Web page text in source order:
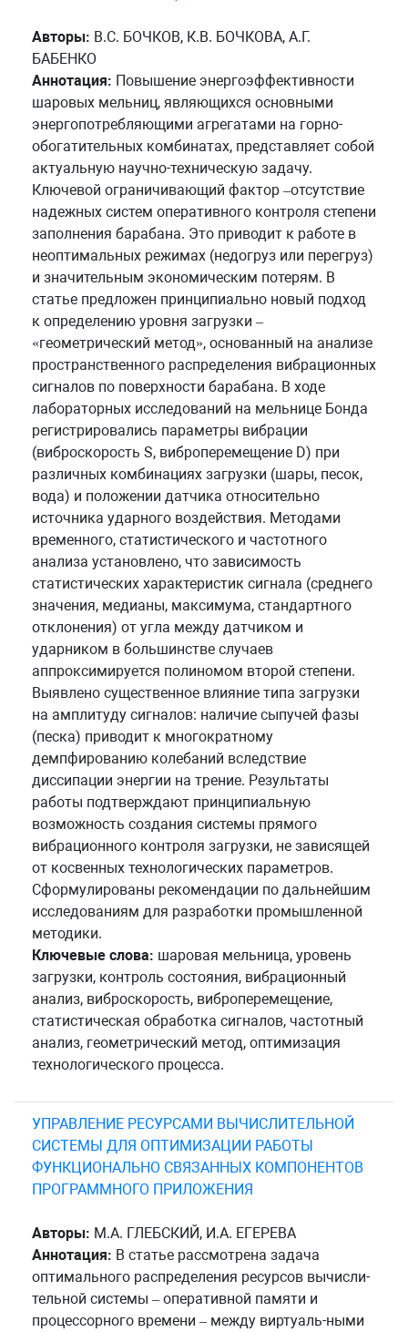
Авторы: В.С. БОЧКОВ, К.В. БОЧКОВА, А.Г.
БАБЕНКО
Аннотация: Повышение энергоэффективности
шаровых мельниц, являющихся основными
энергопотребляющими агрегатами на горно-
обогатительных комбинатах, представляет собой
актуальную научно-техническую задачу.
Ключевой ограничивающий фактор –отсутствие
надежных систем оперативного контроля степени
заполнения барабана. Это приводит к работе в
неоптимальных режимах (недогруз или перегруз)
и значительным экономическим потерям. В
статье предложен принципиально новый подход
к определению уровня загрузки –
«геометрический метод», основанный на анализе
пространственного распределения вибрационных
сигналов по поверхности барабана. В ходе
лабораторных исследований на мельнице Бонда
регистрировались параметры вибрации
(виброскорость S, виброперемещение D) при
различных комбинациях загрузки (шары, песок,
вода) и положении датчика относительно
источника ударного воздействия. Методами
временного, статистического и частотного
анализа установлено, что зависимость
статистических характеристик сигнала (среднего
значения, медианы, максимума, стандартного
отклонения) от угла между датчиком и
ударником в большинстве случаев
аппроксимируется полиномом второй степени.
Выявлено существенное влияние типа загрузки
на амплитуду сигналов: наличие сыпучей фазы
(песка) приводит к многократному
демпфированию колебаний вследствие
диссипации энергии на трение. Результаты
работы подтверждают принципиальную
возможность создания системы прямого
вибрационного контроля загрузки, не зависящей
от косвенных технологических параметров.
Сформулированы рекомендации по дальнейшим
исследованиям для разработки промышленной
методики.
Ключевые слова: шаровая мельница, уровень
загрузки, контроль состояния, вибрационный
анализ, виброскорость, виброперемещение,
статистическая обработка сигналов, частотный
анализ, геометрический метод, оптимизация
технологического процесса.
УПРАВЛЕНИЕ РЕСУРСАМИ ВЫЧИСЛИТЕЛЬНОЙ
СИСТЕМЫ ДЛЯ ОПТИМИЗАЦИИ РАБОТЫ
ФУНКЦИОНАЛЬНО СВЯЗАННЫХ КОМПОНЕНТОВ
ПРОГРАММНОГО ПРИЛОЖЕНИЯ
Авторы: М.А. ГЛЕБСКИЙ, И.А. ЕГЕРЕВА
Аннотация: В статье рассмотрена задача
оптимального распределения ресурсов вычисли-
тельной системы – оперативной памяти и
процессорного времени – между виртуаль-ными